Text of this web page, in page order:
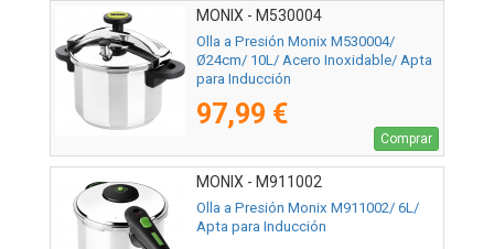
MONIX - M530004
Olla a Presión Monix M530004/
Ø24cm/ 10L/ Acero Inoxidable/ Apta
para Inducción
97,99 €
Comprar
MONIX - M911002
Olla a Presión Monix M911002/ 6L/
Apta para Inducción